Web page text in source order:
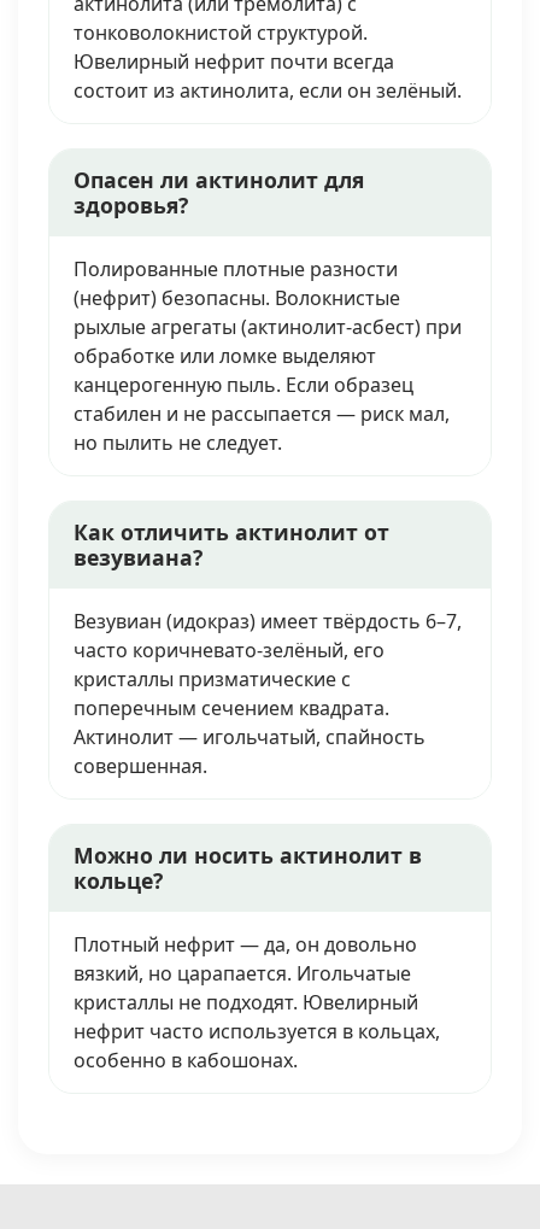
тонковолокнистой структурой.
Ювелирный нефрит почти всегда
состоит из актинолита, если он зелёный.
Опасен ли актинолит для
здоровья?
Полированные плотные разности
(нефрит) безопасны. Волокнистые
рыхлые агрегаты (актинолит-асбест) при
обработке или ломке выделяют
канцерогенную пыль. Если образец
стабилен и не рассыпается — риск мал,
но пылить не следует.
Как отличить актинолит от
везувиана?
Везувиан (идокраз) имеет твёрдость 6–7,
часто коричневато-зелёный, его
кристаллы призматические с
поперечным сечением квадрата.
Актинолит — игольчатый, спайность
совершенная.
Можно ли носить актинолит в
кольце?
Плотный нефрит — да, он довольно
вязкий, но царапается. Игольчатые
кристаллы не подходят. Ювелирный
нефрит часто используется в кольцах,
особенно в кабошонах.